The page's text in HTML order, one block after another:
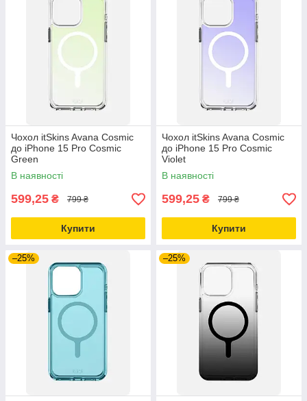
Чохол itSkins Avana Cosmic
до iPhone 15 Pro Cosmic
Green
В наявності
599,25 ₴ 799 ₴
Купити
Чохол itSkins Avana Cosmic
до iPhone 15 Pro Cosmic
Violet
В наявності
599,25 ₴ 799 ₴
Купити
–25% –25%